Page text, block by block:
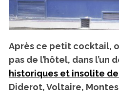
Après ce petit cocktail,
pas de l’hôtel, dans l’un
historiques et insolite de
Diderot, Voltaire,